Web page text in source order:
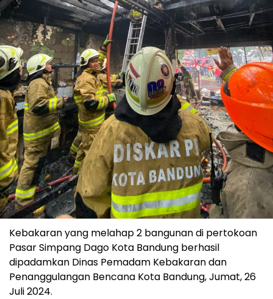
Kebakaran yang melahap 2 bangunan di pertokoan
Pasar Simpang Dago Kota Bandung berhasil
dipadamkan Dinas Pemadam Kebakaran dan
Penanggulangan Bencana Kota Bandung, Jumat, 26
Juli 2024.